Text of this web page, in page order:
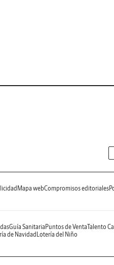
Mapa webCompromisos editoriales
Guía Sanitaria Puntos de VentaTalento
de Navidad Lotería del Niño